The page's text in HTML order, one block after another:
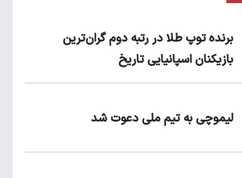
برنده توپ طلا در رتبه دوم گران‌ترین
بازیکنان اسپانیایی تاریخ
لیموچی به تیم ملی دعوت شد